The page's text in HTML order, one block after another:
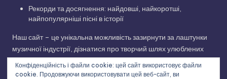
Рекорди та досягнення: найдовші, найкоротші,
найпопулярніші пісні в історії
Наш сайт – це унікальна можливість зазирнути за лаштунки
музичної індустрії, дізнатися про творчий шлях улюблених
виконавців та відкрити для себе нові грані улюблених
композицій. Приєднуйтесь до нашої музичної подорожі!
Конфіденційність і файли cookie: цей сайт використовує файли
cookie. Продовжуючи використовувати цей веб-сайт, ви